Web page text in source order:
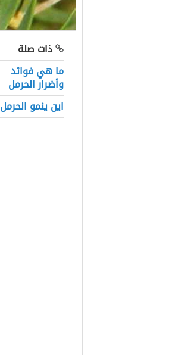
ذات صلة
ما هي فوائد
وأضرار الحرمل
اين ينمو الحرمل